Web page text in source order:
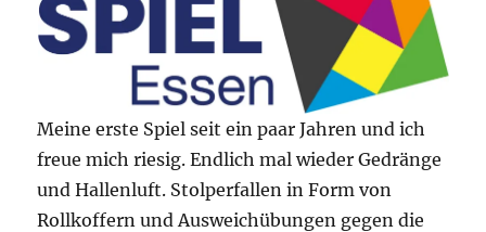
Meine erste Spiel seit ein paar Jahren und ich
freue mich riesig. Endlich mal wieder Gedränge
und Hallenluft. Stolperfallen in Form von
Rollkoffern und Ausweichübungen gegen die